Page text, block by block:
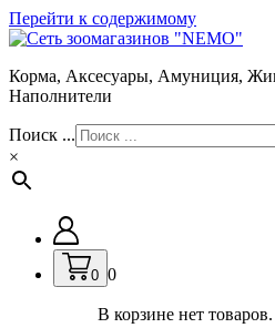
Перейти к содержимому
Корма, Аксесуары, Амуниция,
Наполнители
Поиск ...
×
0 0
В корзине нет товаров.